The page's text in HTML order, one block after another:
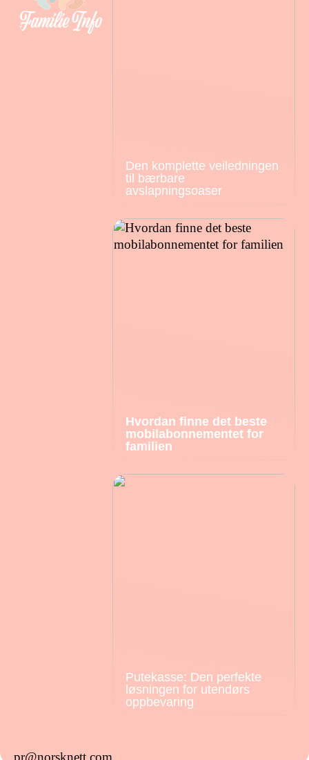
Den komplette veiledningen
til bærbare
avslapningsoaser
Hvordan finne det beste
mobilabonnementet for
familien
Putekasse: Den perfekte
løsningen for utendørs
oppbevaring